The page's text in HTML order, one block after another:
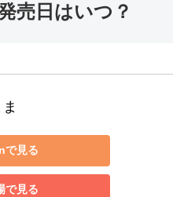
売日はいつ？
で見る
で見る